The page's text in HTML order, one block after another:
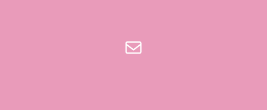
E-mail